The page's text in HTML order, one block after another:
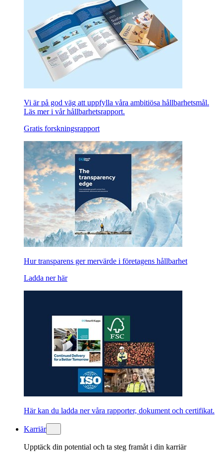
Vi är på god väg att uppfylla våra ambitiösa hållbarhetsmål.
Läs mer i vår hållbarhetsrapport.
Gratis forskningsrapport
Hur transparens ger mervärde i företagens hållbarhet
Ladda ner här
Här kan du ladda ner våra rapporter, dokument och certifikat.
Karriär
Upptäck din potential och ta steg framåt i din karriär